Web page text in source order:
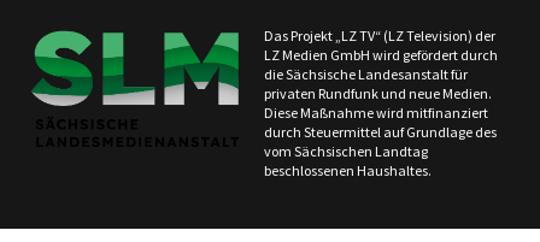
Das Projekt „LZ TV“ (LZ Television) der
LZ Medien GmbH wird gefördert durch
die Sächsische Landesanstalt für
privaten Rundfunk und neue Medien.
Diese Maßnahme wird mitfinanziert
durch Steuermittel auf Grundlage des
vom Sächsischen Landtag
beschlossenen Haushaltes.